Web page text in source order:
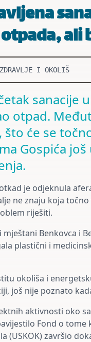
ZDRAVLJE I OKOLIŠ
sanacije
otpad.
što će se
Gospića
je odjeknula
ne znaju koja
riješiti.
Benkovca i
plastični i
okoliša i
još nije poznato
aktivnosti oko
Fond o tome
(USKOK) završio